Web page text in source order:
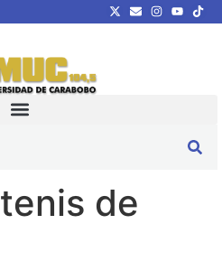
tenis de